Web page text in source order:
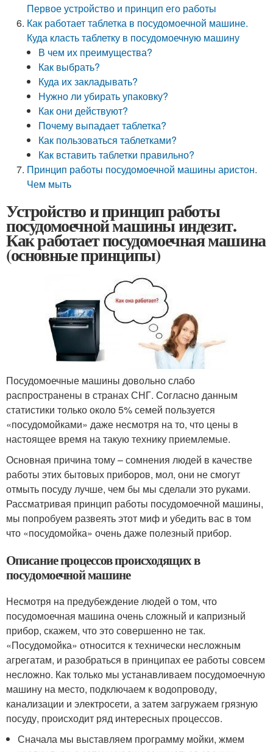
Первое устройство и принцип его работы
Как работает таблетка в посудомоечной машине.
Куда класть таблетку в посудомоечную машину
В чем их преимущества?
Как выбрать?
Куда их закладывать?
Нужно ли убирать упаковку?
Как они действуют?
Почему выпадает таблетка?
Как пользоваться таблетками?
Как вставить таблетки правильно?
Принцип работы посудомоечной машины аристон.
Чем мыть
Устройство и принцип работы
посудомоечной машины индезит.
Как работает посудомоечная машина
(основные принципы)
Посудомоечные машины довольно слабо
распространены в странах СНГ. Согласно данным
статистики только около 5% семей пользуется
«посудомойками» даже несмотря на то, что цены в
настоящее время на такую технику приемлемые.
Основная причина тому – сомнения людей в качестве
работы этих бытовых приборов, мол, они не смогут
отмыть посуду лучше, чем бы мы сделали это руками.
Рассматривая принцип работы посудомоечной машины,
мы попробуем развеять этот миф и убедить вас в том
что «посудомойка» очень даже полезный прибор.
Описание процессов происходящих в
посудомоечной машине
Несмотря на предубеждение людей о том, что
посудомоечная машина очень сложный и капризный
прибор, скажем, что это совершенно не так.
«Посудомойка» относится к технически несложным
агрегатам, и разобраться в принципах ее работы совсем
несложно. Как только мы устанавливаем посудомоечную
машину на место, подключаем к водопроводу,
канализации и электросети, а затем загружаем грязную
посуду, происходит ряд интересных процессов.
Сначала мы выставляем программу мойки, жмем